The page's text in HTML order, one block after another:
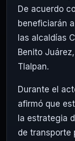
De acuerdo
beneficiarán
las alcaldías
Benito
Tlalpan.
Durante el
afirmó que
la estrategia
de transporte